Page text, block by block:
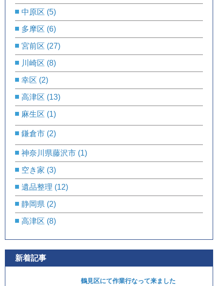
中原区 (5)
多摩区 (6)
宮前区 (27)
川崎区 (8)
幸区 (2)
高津区 (13)
麻生区 (1)
鎌倉市 (2)
神奈川県藤沢市 (1)
空き家 (3)
遺品整理 (12)
静岡県 (2)
高津区 (8)
新着記事
鶴見区にて作業行なって来ました